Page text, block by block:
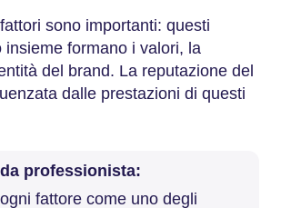
sono importanti: questi
insieme formano i valori, la
del brand. La reputazione del
dalle prestazioni di questi
professionista:
fattore come uno degli